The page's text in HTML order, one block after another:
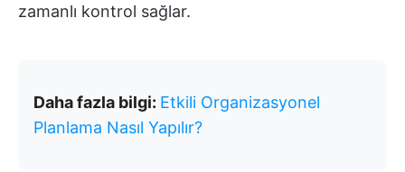
zamanlı kontrol sağlar.
Daha fazla bilgi: Etkili Organizasyonel
Planlama Nasıl Yapılır?